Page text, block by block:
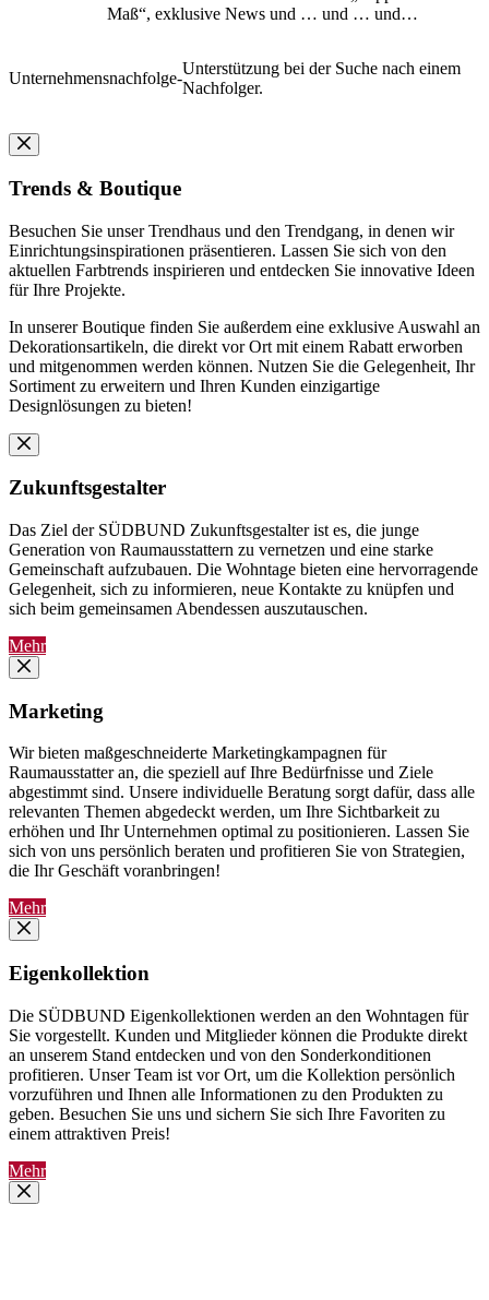
Maß“, exklusive News und … und … und…
Unternehmensnachfolge-
Unterstützung bei der Suche nach einem
Nachfolger.
Trends & Boutique
Besuchen Sie unser Trendhaus und den Trendgang, in denen wir
Einrichtungsinspirationen präsentieren. Lassen Sie sich von den
aktuellen Farbtrends inspirieren und entdecken Sie innovative Ideen
für Ihre Projekte.
In unserer Boutique finden Sie außerdem eine exklusive Auswahl an
Dekorationsartikeln, die direkt vor Ort mit einem Rabatt erworben
und mitgenommen werden können. Nutzen Sie die Gelegenheit, Ihr
Sortiment zu erweitern und Ihren Kunden einzigartige
Designlösungen zu bieten!
Zukunftsgestalter
Das Ziel der SÜDBUND Zukunftsgestalter ist es, die junge
Generation von Raumausstattern zu vernetzen und eine starke
Gemeinschaft aufzubauen. Die Wohntage bieten eine hervorragende
Gelegenheit, sich zu informieren, neue Kontakte zu knüpfen und
sich beim gemeinsamen Abendessen auszutauschen.
Mehr
Marketing
Wir bieten maßgeschneiderte Marketingkampagnen für
Raumausstatter an, die speziell auf Ihre Bedürfnisse und Ziele
abgestimmt sind. Unsere individuelle Beratung sorgt dafür, dass alle
relevanten Themen abgedeckt werden, um Ihre Sichtbarkeit zu
erhöhen und Ihr Unternehmen optimal zu positionieren. Lassen Sie
sich von uns persönlich beraten und profitieren Sie von Strategien,
die Ihr Geschäft voranbringen!
Mehr
Eigenkollektion
Die SÜDBUND Eigenkollektionen werden an den Wohntagen für
Sie vorgestellt. Kunden und Mitglieder können die Produkte direkt
an unserem Stand entdecken und von den Sonderkonditionen
profitieren. Unser Team ist vor Ort, um die Kollektion persönlich
vorzuführen und Ihnen alle Informationen zu den Produkten zu
geben. Besuchen Sie uns und sichern Sie sich Ihre Favoriten zu
einem attraktiven Preis!
Mehr